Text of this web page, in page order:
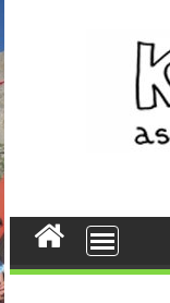
content